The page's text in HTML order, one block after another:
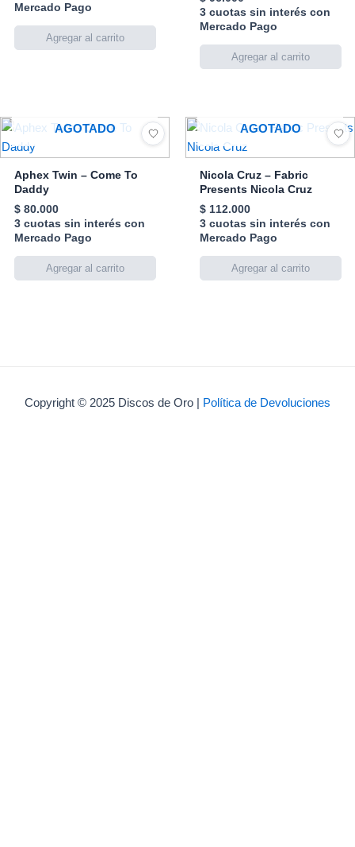
Mercado Pago
3 cuotas sin interés con
Mercado Pago
AGOTADO
Aphex Twin – Come To
Daddy
$80.000
3 cuotas sin interés con
Mercado Pago
AGOTADO
Nicola Cruz – Fabric
Presents Nicola Cruz
$112.000
3 cuotas sin interés con
Mercado Pago
Copyright © 2025 Discos de Oro | Política de Devoluciones